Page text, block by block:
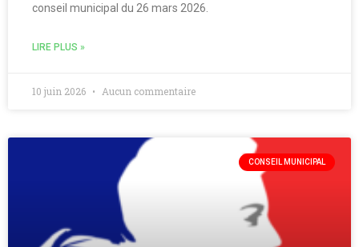
conseil municipal du 26 mars 2026.
LIRE PLUS »
10 juin 2026 Aucun commentaire
CONSEIL MUNICIPAL